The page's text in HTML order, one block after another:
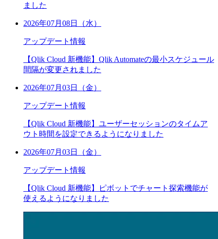
ました
2026年07月08日（水）
アップデート情報
【Qlik Cloud 新機能】Qlik Automateの最小スケジュール
間隔が変更されました
2026年07月03日（金）
アップデート情報
【Qlik Cloud 新機能】ユーザーセッションのタイムア
ウト時間を設定できるようになりました
2026年07月03日（金）
アップデート情報
【Qlik Cloud 新機能】ピボットでチャート探索機能が
使えるようになりました